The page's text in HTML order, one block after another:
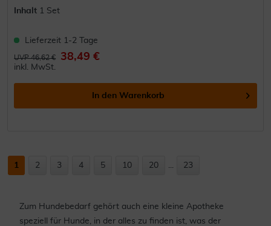
Inhalt 1 Set
Lieferzeit 1-2 Tage
UVP 46,62 € 38,49 €
inkl. MwSt.
In den Warenkorb
1 2 3 4 5 10 20 ... 23
Zum Hundebedarf gehört auch eine kleine Apotheke
speziell für Hunde, in der alles zu finden ist, was der